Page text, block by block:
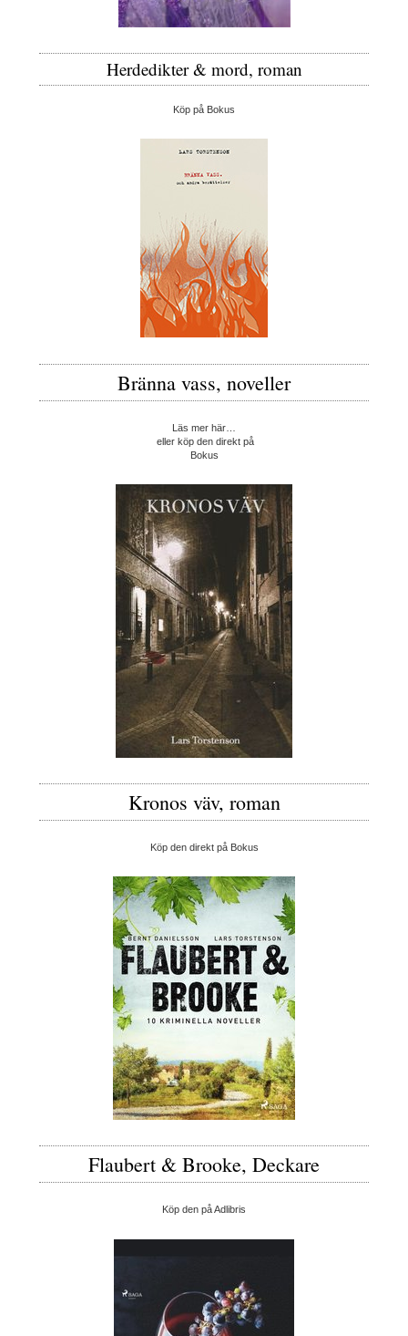
Herdedikter & mord, roman
Köp på Bokus
Bränna vass, noveller
Läs mer här…
eller köp den direkt på
Bokus
Kronos väv, roman
Köp den direkt på Bokus
Flaubert & Brooke, Deckare
Köp den på Adlibris